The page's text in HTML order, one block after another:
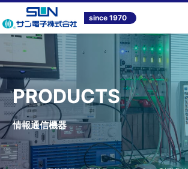
since 1970
PRODUCTS
情報通信機器